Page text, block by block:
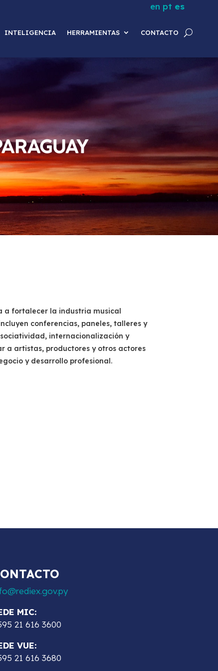
en pt es
INTELIGENCIA HERRAMIENTAS CONTACTO
a fortalecer la industria musical
conferencias, paneles, talleres y
internacionalización y
a artistas, productores y otros actores
y desarrollo profesional.
MIC:
21 616 3600
VUE:
21 616 3680